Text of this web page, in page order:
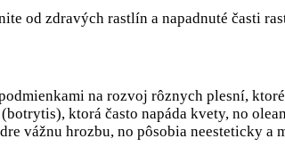
od zdravých rastlín a napadnuté časti
na rozvoj rôznych plesní,
ktorá často napáda kvety, no
vážnu hrozbu, no pôsobia neesteticky